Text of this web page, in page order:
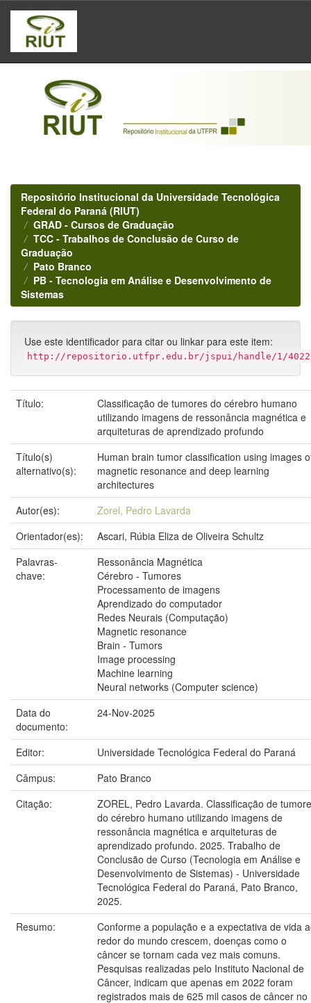
Skip
navigation
Repositório Institucional da Universidade Tecnológica
Federal do Paraná (RIUT)
GRAD - Cursos de Graduação
TCC - Trabalhos de Conclusão de Curso de
Graduação
Pato Branco
PB - Tecnologia em Análise e Desenvolvimento de
Sistemas
Use este identificador para citar ou linkar para este item:
http://repositorio.utfpr.edu.br/jspui/handle/1/
Título:
Classificação de tumores do cérebro humano
utilizando imagens de ressonância magnética e
arquiteturas de aprendizado profundo
Título(s)
alternativo(s):
Human brain tumor classification using images
magnetic resonance and deep learning
architectures
Autor(es):
Zorel, Pedro Lavarda
Orientador(es):
Ascari, Rúbia Eliza de Oliveira Schultz
Palavras-
chave:
Ressonância Magnética
Cérebro - Tumores
Processamento de imagens
Aprendizado do computador
Redes Neurais (Computação)
Magnetic resonance
Brain - Tumors
Image processing
Machine learning
Neural networks (Computer science)
Data do
documento:
24-Nov-2025
Editor:
Universidade Tecnológica Federal do Paraná
Câmpus:
Pato Branco
Citação:
ZOREL, Pedro Lavarda. Classificação de
do cérebro humano utilizando imagens de
ressonância magnética e arquiteturas de
aprendizado profundo. 2025. Trabalho de
Conclusão de Curso (Tecnologia em Análise e
Desenvolvimento de Sistemas) - Universidade
Tecnológica Federal do Paraná, Pato Branco,
2025.
Resumo:
Conforme a população e a expectativa de vida
redor do mundo crescem, doenças como o
câncer se tornam cada vez mais comuns.
Pesquisas realizadas pelo Instituto Nacional de
Câncer, indicam que apenas em 2022 foram
registrados mais de 625 mil casos de câncer no